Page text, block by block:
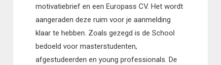
motivatiebrief en een Europass CV. Het wordt
aangeraden deze ruim voor je aanmelding
klaar te hebben. Zoals gezegd is de School
bedoeld voor masterstudenten,
afgestudeerden en young professionals. De